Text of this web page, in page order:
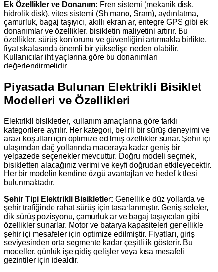
Ek Özellikler ve Donanım: Fren sistemi (mekanik disk,
hidrolik disk), vites sistemi (Shimano, Sram), aydınlatma,
çamurluk, bagaj taşıyıcı, akıllı ekranlar, entegre GPS gibi ek
donanımlar ve özellikler, bisikletin maliyetini artırır. Bu
özellikler, sürüş konforunu ve güvenliğini artırmakla birlikte,
fiyat skalasında önemli bir yükselişe neden olabilir.
Kullanıcılar ihtiyaçlarına göre bu donanımları
değerlendirmelidir.
Piyasada Bulunan Elektrikli Bisiklet
Modelleri ve Özellikleri
Elektrikli bisikletler, kullanım amaçlarına göre farklı
kategorilere ayrılır. Her kategori, belirli bir sürüş deneyimi ve
arazi koşulları için optimize edilmiş özellikler sunar. Şehir içi
ulaşımdan dağ yollarında maceraya kadar geniş bir
yelpazede seçenekler mevcuttur. Doğru modeli seçmek,
bisikletten alacağınız verimi ve keyfi doğrudan etkileyecektir.
Her bir modelin kendine özgü avantajları ve hedef kitlesi
bulunmaktadır.
Şehir Tipi Elektrikli Bisikletler: Genellikle düz yollarda ve
şehir trafiğinde rahat sürüş için tasarlanmıştır. Geniş seleler,
dik sürüş pozisyonu, çamurluklar ve bagaj taşıyıcıları gibi
özellikler sunarlar. Motor ve batarya kapasiteleri genellikle
şehir içi mesafeler için optimize edilmiştir. Fiyatları, giriş
seviyesinden orta segmente kadar çeşitlilik gösterir. Bu
modeller, günlük işe gidiş gelişler veya kısa mesafeli
gezintiler için idealdir.